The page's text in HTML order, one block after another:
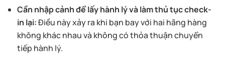
Cần nhập cảnh để lấy hành lý và làm thủ tục check-
in lại:Điều này xảy ra khi bạn bay với hai hãng hàng
không khác nhau và không có thỏa thuận chuyển
tiếp hành lý.